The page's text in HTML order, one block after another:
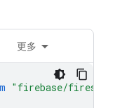
更多
"firebase/